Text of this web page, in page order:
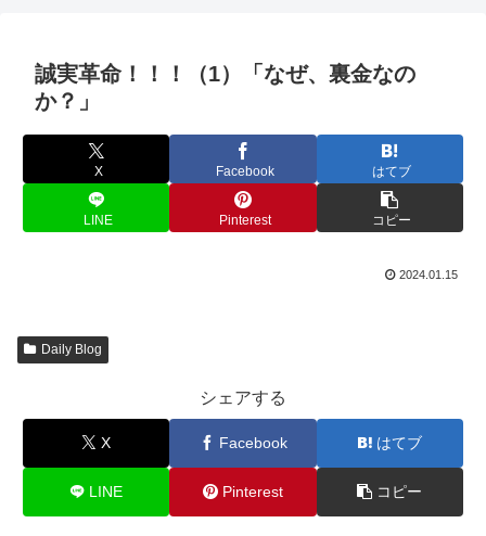
誠実革命！！！（1）「なぜ、裏金なの
か？」
X Facebook はてブ
LINE Pinterest コピー
2024.01.15
Daily Blog
シェアする
X Facebook はてブ
LINE Pinterest コピー